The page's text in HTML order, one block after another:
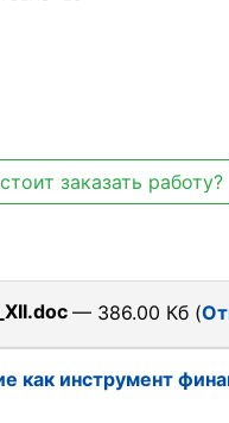
заказать работу?
— 386.00 Кб (
как инструмент